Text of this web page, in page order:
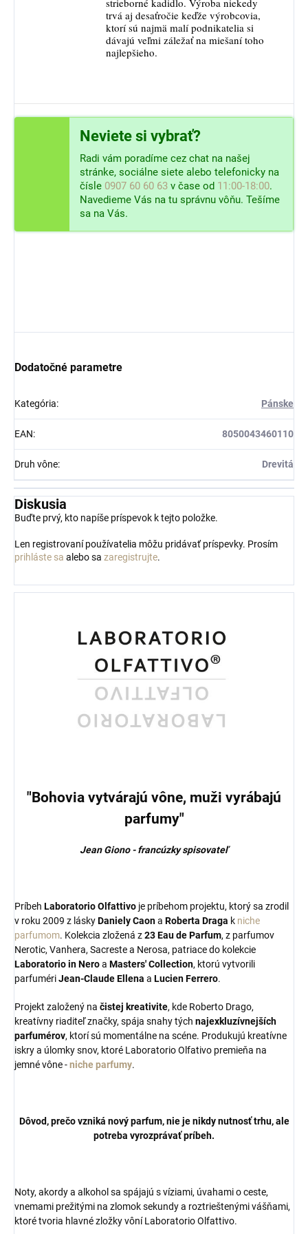
trvá aj desaťročie keďže výrobcovia,
ktorí sú najmä malí podnikatelia si
dávajú veľmi záležať na miešaní toho
najlepšieho.
Neviete si vybrať?
Radi vám poradíme cez chat na našej
stránke, sociálne siete alebo telefonicky na
čísle 0907 60 60 63 v čase od 11:00-18:00.
Navedieme Vás na tu správnu vôňu. Tešíme
sa na Vás.
Dodatočné parametre
Kategória: Pánske
EAN: 8050043460110
Druh vône: Drevitá
Diskusia
Buďte prvý, kto napíše príspevok k tejto položke.
Len registrovaní používatelia môžu pridávať príspevky. Prosím
prihláste sa alebo sa zaregistrujte.
"Bohovia vytvárajú vône, muži vyrábajú
parfumy"
Jean Giono - francúzky spisovateľ
Príbeh Laboratorio Olfattivo je príbehom projektu, ktorý sa zrodil
v roku 2009 z láskyDaniely Caona Roberta Draga k niche
parfumom. Kolekcia zložená z23 Eau de Parfum, z parfumov
Nerotic, Vanhera, Sacreste a Nerosa, patriace do kolekcie
Laboratorio in Neroa Masters' Collection, ktorú vytvorili
parfumériJean-Claude Ellena a Lucien Ferrero.
Projekt založený na čistej kreativite, kde Roberto Drago,
kreatívny riaditeľ značky, spája snahy tých najexkluzívnejších
parfumérov, ktorí sú momentálne na scéne. Produkujú kreatívne
iskry a úlomky snov, ktoré Laboratorio Olfativo premieňa na
jemné vône -niche parfumy.
Dôvod, prečo vzniká nový parfum, nie je nikdy nutnosť trhu, ale
potreba vyrozprávať príbeh.
Noty, akordy a alkohol sa spájajú s víziami, úvahami o ceste,
vnemami prežitými na zlomok sekundy a roztrieštenými vášňami,
ktoré tvoria hlavné zložky vôní Laboratorio Olfattivo.